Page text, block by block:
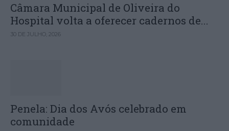
Câmara Municipal de Oliveira do
Hospital volta a oferecer cadernos de...
30 DE JULHO, 2026
Penela: Dia dos Avós celebrado em
comunidade